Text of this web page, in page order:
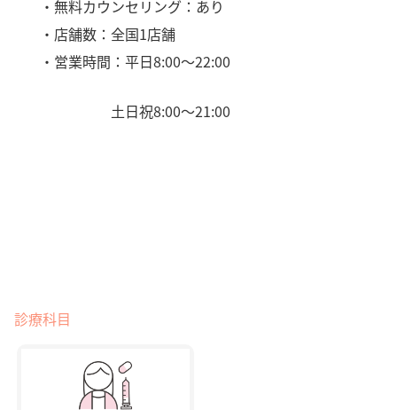
・無料カウンセリング：あり
・店舗数：全国1店舗
・営業時間：平日8:00〜22:00
土日祝8:00〜21:00
診療科目